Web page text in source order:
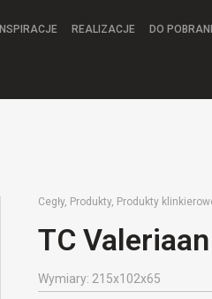
INSPIRACJE REALIZACJE DO
Cegły, Produkty, Produkty
TC
Wymiary: 215x102x65